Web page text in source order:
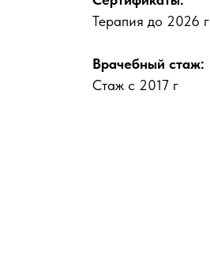
Терапия до 2026 г
Врачебный стаж:
Стаж с 2017 г